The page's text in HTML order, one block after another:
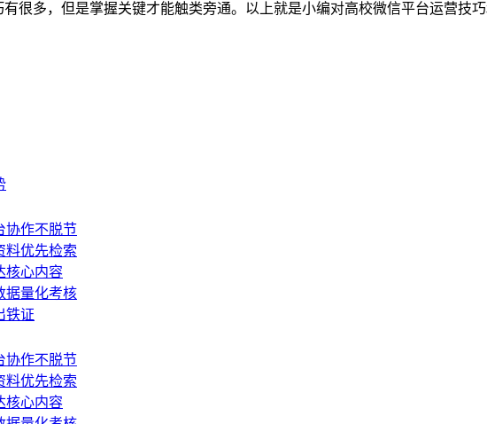
多，但是掌握关键才能触类旁通。以上就是小编对高校微信平台运营技巧
协作不脱节
料优先检索
核心内容
据量化考核
铁证
协作不脱节
料优先检索
核心内容